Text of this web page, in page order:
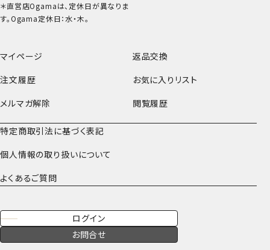
マイページ
返品交換
注文履歴
お気に入りリスト
メルマガ解除
閲覧履歴
特定商取引法に基づく表記
個人情報の取り扱いについて
よくあるご質問
ログイン
お問合せ
＊直営店Ogamaは、定休日が異なりま
す。Ogama定休日：水・木。